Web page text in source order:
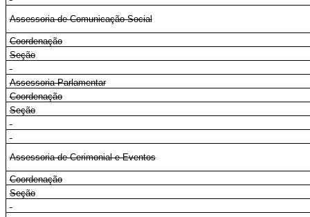
Assessoria de Comunicação Social
Coordenação
Seção
Assessoria Parlamentar
Coordenação
Seção
Assessoria de Cerimonial e Eventos
Coordenação
Seção